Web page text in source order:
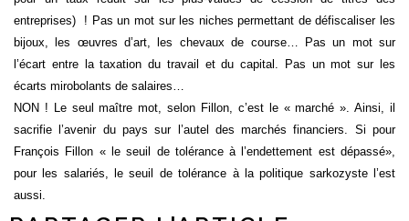
entreprises) ! Pas un mot sur les niches permettant de défiscaliser les
bijoux, les œuvres d’art, les chevaux de course… Pas un mot sur
l’écart entre la taxation du travail et du capital. Pas un mot sur les
écarts mirobolants de salaires…
NON ! Le seul maître mot, selon Fillon, c’est le « marché ». Ainsi, il
sacrifie l’avenir du pays sur l’autel des marchés financiers. Si pour
François Fillon « le seuil de tolérance à l’endettement est dépassé»,
pour les salariés, le seuil de tolérance à la politique sarkozyste l’est
aussi.